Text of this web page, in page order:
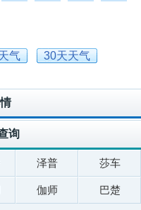
气
30天天气
询
泽普 莎车
伽师 巴楚